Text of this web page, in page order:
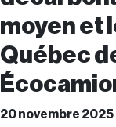
moyen et
Québec
20 novembre 2025